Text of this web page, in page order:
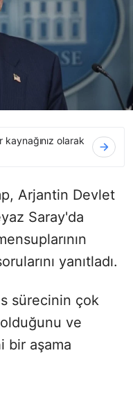
olarak
Arjantin Devlet
Saray'da
yanıtladı.
sürecinin çok
ve
bir aşama